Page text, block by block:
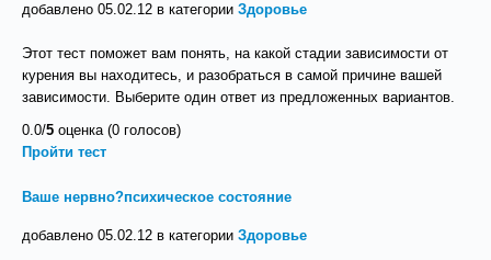
добавлено 05.02.12 в категории Здоровье
Этот тест поможет вам понять, на какой стадии зависимости от
курения вы находитесь, и разобраться в самой причине вашей
зависимости. Выберите один ответ из предложенных вариантов.
0.0/5 оценка (0 голосов)
Пройти тест
Ваше нервно?психическое состояние
добавлено 05.02.12 в категории Здоровье